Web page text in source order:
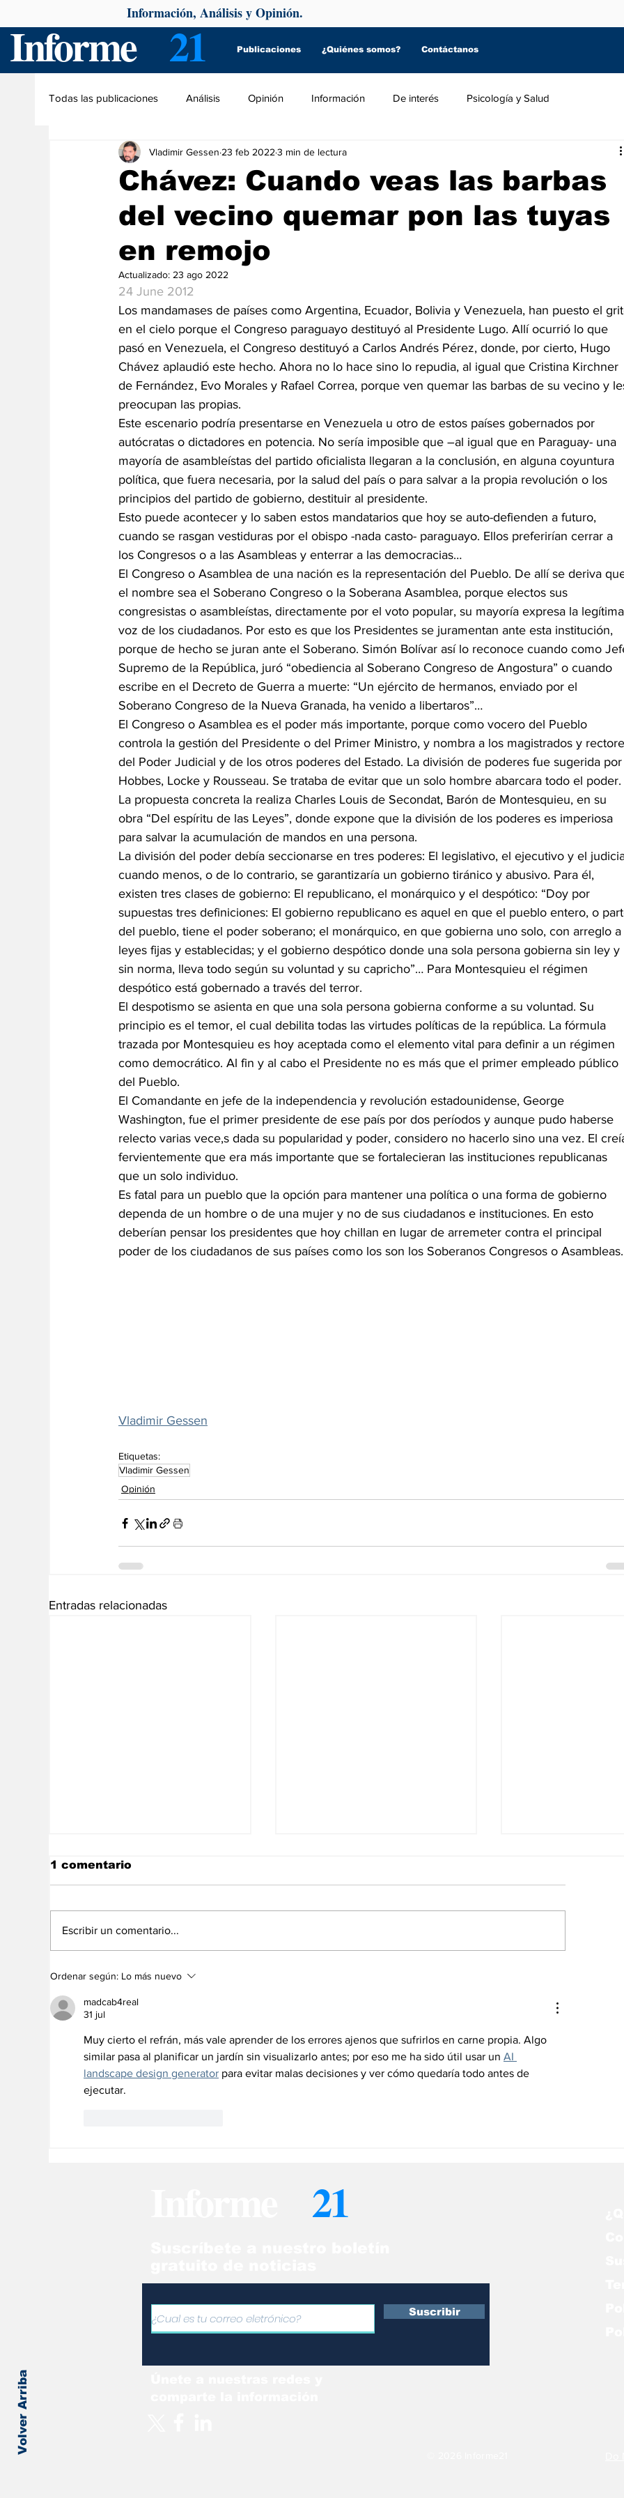
Informe 21 Publicaciones ¿Quiénes somos? Contáctanos
Información, Análisis y Opinión.
Todas las publicaciones Análisis Opinión Información De interés Psicología y Salud
Chávez: Cuando veas las barbas
del vecino quemar pon las tuyas
en remojo
Vladimir Gessen 23 feb 2022 3 min de lectura
Actualizado: 23 ago 2022
24 June 2012
Los mandamases de países como Argentina, Ecuador, Bolivia y Venezuela, han puesto el
en el cielo porque el Congreso paraguayo destituyó al Presidente Lugo. Allí ocurrió lo que
pasó en Venezuela, el Congreso destituyó a Carlos Andrés Pérez, donde, por cierto, Hugo
Chávez aplaudió este hecho. Ahora no lo hace sino lo repudia, al igual que Cristina Kirchner
de Fernández, Evo Morales y Rafael Correa, porque ven quemar las barbas de su vecino y
preocupan las propias.
Este escenario podría presentarse en Venezuela u otro de estos países gobernados por
autócratas o dictadores en potencia. No sería imposible que –al igual que en Paraguay- una
mayoría de asambleístas del partido oficialista llegaran a la conclusión, en alguna coyuntura
política, que fuera necesaria, por la salud del país o para salvar a la propia revolución o los
principios del partido de gobierno, destituir al presidente.
Esto puede acontecer y lo saben estos mandatarios que hoy se auto-defienden a futuro,
cuando se rasgan vestiduras por el obispo -nada casto- paraguayo. Ellos preferirían cerrar a
los Congresos o a las Asambleas y enterrar a las democracias…
El Congreso o Asamblea de una nación es la representación del Pueblo. De allí se deriva
el nombre sea el Soberano Congreso o la Soberana Asamblea, porque electos sus
congresistas o asambleístas, directamente por el voto popular, su mayoría expresa la
voz de los ciudadanos. Por esto es que los Presidentes se juramentan ante esta institución,
porque de hecho se juran ante el Soberano. Simón Bolívar así lo reconoce cuando como
Supremo de la República, juró “obediencia al Soberano Congreso de Angostura” o cuando
escribe en el Decreto de Guerra a muerte: “Un ejército de hermanos, enviado por el
Soberano Congreso de la Nueva Granada, ha venido a libertaros”…
El Congreso o Asamblea es el poder más importante, porque como vocero del Pueblo
controla la gestión del Presidente o del Primer Ministro, y nombra a los magistrados y
del Poder Judicial y de los otros poderes del Estado. La división de poderes fue sugerida
Hobbes, Locke y Rousseau. Se trataba de evitar que un solo hombre abarcara todo el poder.
La propuesta concreta la realiza Charles Louis de Secondat, Barón de Montesquieu, en su
obra “Del espíritu de las Leyes”, donde expone que la división de los poderes es imperiosa
para salvar la acumulación de mandos en una persona.
La división del poder debía seccionarse en tres poderes: El legislativo, el ejecutivo y el
cuando menos, o de lo contrario, se garantizaría un gobierno tiránico y abusivo. Para él,
existen tres clases de gobierno: El republicano, el monárquico y el despótico: “Doy por
supuestas tres definiciones: El gobierno republicano es aquel en que el pueblo entero, o
del pueblo, tiene el poder soberano; el monárquico, en que gobierna uno solo, con arreglo a
leyes fijas y establecidas; y el gobierno despótico donde una sola persona gobierna sin ley y
sin norma, lleva todo según su voluntad y su capricho”… Para Montesquieu el régimen
despótico está gobernado a través del terror.
El despotismo se asienta en que una sola persona gobierna conforme a su voluntad. Su
principio es el temor, el cual debilita todas las virtudes políticas de la república. La fórmula
trazada por Montesquieu es hoy aceptada como el elemento vital para definir a un régimen
como democrático. Al fin y al cabo el Presidente no es más que el primer empleado público
del Pueblo.
El Comandante en jefe de la independencia y revolución estadounidense, George
Washington, fue el primer presidente de ese país por dos períodos y aunque pudo haberse
relecto varias vece,s dada su popularidad y poder, considero no hacerlo sino una vez. El
fervientemente que era más importante que se fortalecieran las instituciones republicanas
que un solo individuo.
Es fatal para un pueblo que la opción para mantener una política o una forma de gobierno
dependa de un hombre o de una mujer y no de sus ciudadanos e instituciones. En esto
deberían pensar los presidentes que hoy chillan en lugar de arremeter contra el principal
poder de los ciudadanos de sus países como los son los Soberanos Congresos o Asambleas.
Vladimir Gessen
Etiquetas:
Vladimir Gessen
Opinión
Entradas relacionadas
No somos un
diagnónstico, somos un
camino
nos proteja!”
1 comentario
Escribir un comentario...
Ordenar según: Lo más nuevo
madcab4real
31 jul
Muy cierto el refrán, más vale aprender de los errores ajenos que sufrirlos en carne propia. Algo
similar pasa al planificar un jardín sin visualizarlo antes; por eso me ha sido útil usar un AI
landscape design generator para evitar malas decisiones y ver cómo quedaría todo antes de
ejecutar.
Volver Arriba
21
Suscribir